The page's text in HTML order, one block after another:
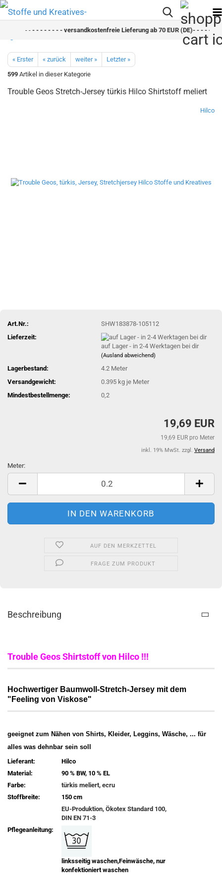
- - - - - - - - versandkostenfreie Lieferung ab 70 EUR (DE)- - - - - - -
« Erster « zurück weiter »
Letzter »
599 Artikel in dieser Kategorie
Trouble Geos Stretch-Jersey türkis Hilco Shirtstoff meliert
Hilco
Art.Nr.:
SHW183878-105112
Lieferzeit:
auf Lager - in 2-4 Werktagen bei dir
(Ausland abweichend)
Lagerbestand: 4.2 Meter
Versandgewicht:
0.395 kg je Meter
Mindestbestellmenge:
0,2
19,69 EUR
19,69 EUR pro Meter
inkl. 19% MwSt. zzgl. Versand
Meter:
Meter
AUF DEN MERKZETTEL
FRAGE ZUM PRODUKT
Beschreibung
Trouble Geos Shirtstoff von Hilco !!!
Hochwertiger Baumwoll-Stretch-Jersey mit dem
"Feeling von Viskose"
geeignet zum Nähen von Shirts, Kleider, Leggins, Wäsche, ... für
alles was dehnbar sein soll
Lieferant:
Hilco
Material:
90 % BW, 10 % EL
Farbe:
türkis meliert, ecru
Stoffbreite:
150 cm
EU-Produktion, Ökotex Standard 100,
DIN EN 71-3
Pflegeanleitung:
linksseitig waschen,Feinwäsche, nur
konfektioniert waschen